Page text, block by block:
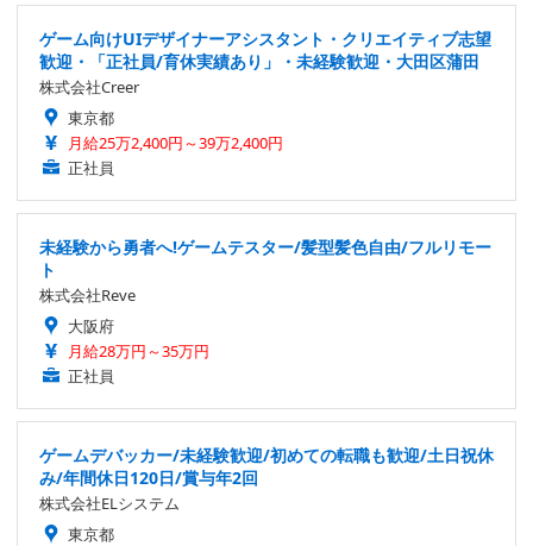
ゲーム向けUIデザイナーアシスタント・クリエイティブ志望
歓迎・「正社員/育休実績あり」・未経験歓迎・大田区蒲田
株式会社Creer
東京都
月給25万2,400円～39万2,400円
正社員
未経験から勇者へ!ゲームテスター/髪型髪色自由/フルリモー
ト
株式会社Reve
大阪府
月給28万円～35万円
正社員
ゲームデバッカー/未経験歓迎/初めての転職も歓迎/土日祝休
み/年間休日120日/賞与年2回
株式会社ELシステム
東京都